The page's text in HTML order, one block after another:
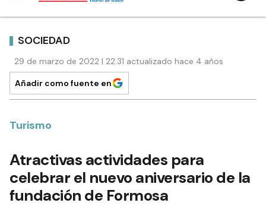
SOCIEDAD
29 de marzo de 2022 | 22:31 actualizado hace 4 años
Añadir como fuente en
Turismo
Atractivas actividades para
celebrar el nuevo aniversario de la
fundación de Formosa